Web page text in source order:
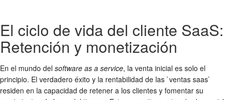
El ciclo de vida del cliente SaaS:
Retención y monetización
En el mundo del software as a service, la venta inicial es solo el
principio. El verdadero éxito y la rentabilidad de las `ventas saas`
residen en la capacidad de retener a los clientes y fomentar su